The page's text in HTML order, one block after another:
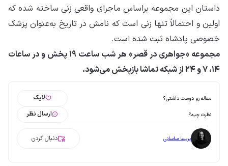
داستان این مجموعه براساس ماجرای واقعی زنی ساخته شده که
اولین و احتمالاً تنها زنی است که نامش در تاریخ به‌عنوان پزشک
خصوصی پادشاه ثبت شده‌ است.
مجموعه «جواهری در قصر» هر شب ساعت ۱۹ پخش و در ساعات
۱۴، ۷ و ۲۴ از شبکه تماشا بازپخش می‌شود.
مقاله رو دوست داشتی؟ لایک
نظرت چیه؟ ارسال نظر
پریسا ساسانی دنبال کردن